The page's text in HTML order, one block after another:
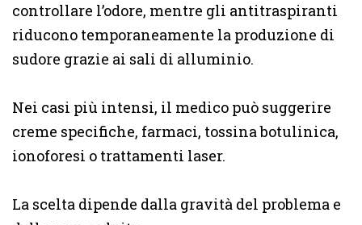
controllare l’odore, mentre gli antitraspiranti
riducono temporaneamente la produzione di
sudore grazie ai sali di alluminio.
Nei casi più intensi, il medico può suggerire
creme specifiche, farmaci, tossina botulinica,
ionoforesi o trattamenti laser.
La scelta dipende dalla gravità del problema e